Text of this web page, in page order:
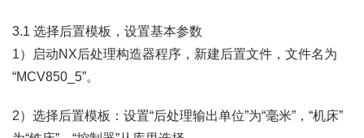
3.1 选择后置模板，设置基本参数
1）启动NX后处理构造器程序，新建后置文件，文件名为
“MCV850_5”。
2）选择后置模板：设置“后处理输出单位”为“毫米”，“机床”